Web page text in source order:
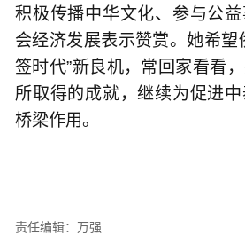
积极传播中华文化、参与公
会经济发展表示赞赏。她希望
签时代”新良机，常回家看看
所取得的成就，继续为促进
桥梁作用。
责任编辑：万强